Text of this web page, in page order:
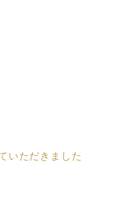
いただきました